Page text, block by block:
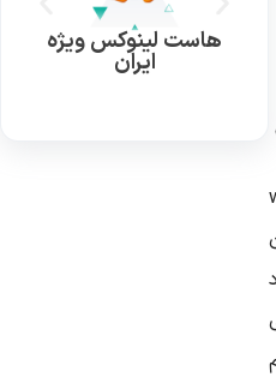
هاست لینوکس ویژه
ایران